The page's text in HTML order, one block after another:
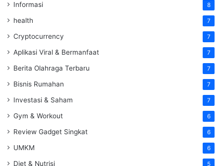
Informasi 8
health 7
Cryptocurrency 7
Aplikasi Viral & Bermanfaat 7
Berita Olahraga Terbaru 7
Bisnis Rumahan 7
Investasi & Saham 7
Gym & Workout 6
Review Gadget Singkat 6
UMKM 6
Diet & Nutrisi 5